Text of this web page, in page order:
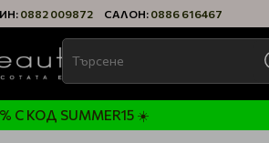
0882 009872 САЛОН: 0886 616467
С КОД SUMMER15 ☀️